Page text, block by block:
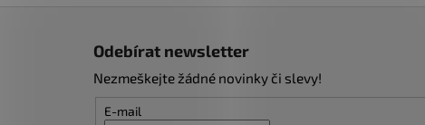
Odebírat newsletter
Nezmeškejte žádné novinky či slevy!
E-mail